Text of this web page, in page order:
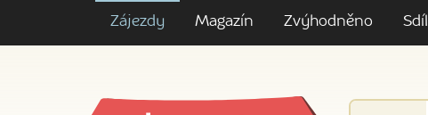
Zájezdy Magazín Zvýhodněno